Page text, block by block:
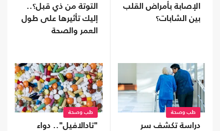
الإصابة بأمراض القلب
بين الشابات؟
التوتة من ذي قبل؟..
إليك تأثيرها على طول
العمر والصحة
طب وصحة
دراسة تكشف سر
طب وصحة
"تادالافيل".. دواء